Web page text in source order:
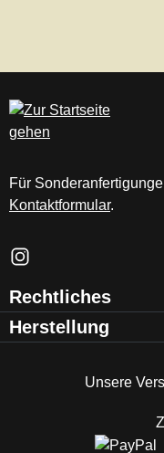
Für
Kontaktformular.
Schau auf Instagram
Rechtliches
Herstellung
Unsere